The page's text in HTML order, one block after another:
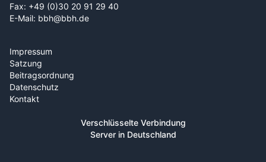
Fax: +49 (0)30 20 91 29 40
E-Mail: bbh@bbh.de
Impressum
Satzung
Beitragsordnung
Datenschutz
Kontakt
Verschlüsselte Verbindung
Server in Deutschland